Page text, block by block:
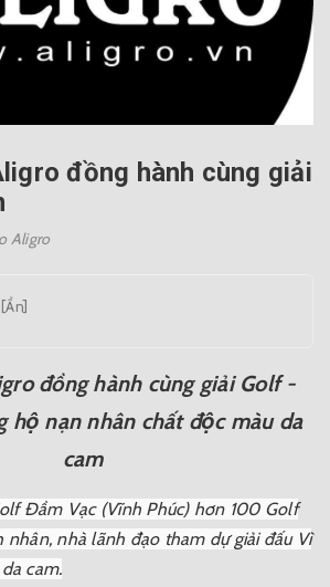
đồng hành cùng giải
Aligro
[Ẩn]
đồng hành cùng giải Golf -
hộ nạn nhân chất độc màu da
cam
Đầm Vạc (Vĩnh Phúc) hơn 100 Golf
nhân, nhà lãnh đạo tham dự giải đấu Vì
cam.